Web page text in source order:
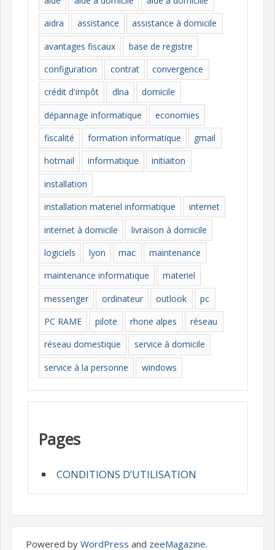
e
s
aidra
assistance
assistance à domicile
avantages fiscaux
base de registre
configuration
contrat
convergence
crédit d'impôt
dlna
domicile
dépannage informatique
economies
fiscalité
formation informatique
gmail
hotmail
informatique
initiaiton
installation
installation materiel informatique
internet
internet à domicile
livraison à domicile
logiciels
lyon mac
maintenance
maintenance informatique
materiel
messenger
ordinateur outlook
pc
PC RAME
pilote rhone alpes
réseau
réseau domestique
service à domicile
service à la personne
windows
Pages
CONDITIONS D’UTILISATION
Powered by WordPress and zeeMagazine.